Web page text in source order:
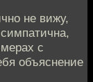
не вижу,
с
объяснение